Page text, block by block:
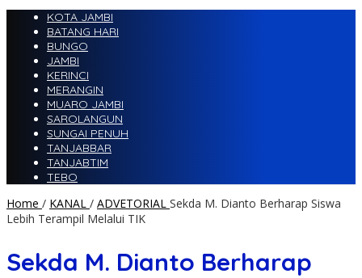
KOTA JAMBI
BATANG HARI
BUNGO
JAMBI
KERINCI
MERANGIN
MUARO JAMBI
SAROLANGUN
SUNGAI PENUH
TANJABBAR
TANJABTIM
TEBO
Home / KANAL / ADVETORIAL Sekda M. Dianto Berharap Siswa
Lebih Terampil Melalui TIK
Sekda M. Dianto Berharap